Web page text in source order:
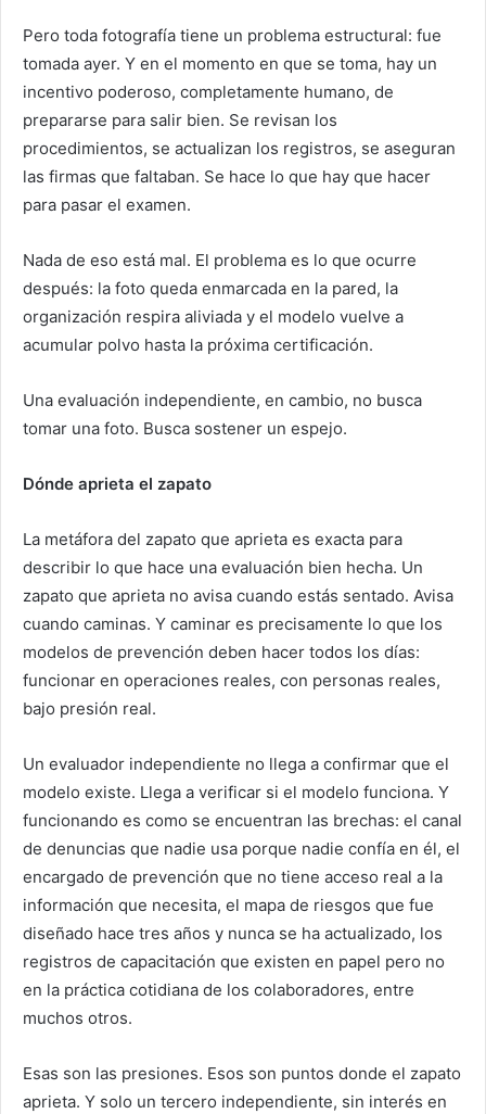
Pero toda fotografía tiene un problema estructural: fue
tomada ayer. Y en el momento en que se toma, hay un
incentivo poderoso, completamente humano, de
prepararse para salir bien. Se revisan los
procedimientos, se actualizan los registros, se aseguran
las firmas que faltaban. Se hace lo que hay que hacer
para pasar el examen.
Nada de eso está mal. El problema es lo que ocurre
después: la foto queda enmarcada en la pared, la
organización respira aliviada y el modelo vuelve a
acumular polvo hasta la próxima certificación.
Una evaluación independiente, en cambio, no busca
tomar una foto. Busca sostener un espejo.
Dónde aprieta el zapato
La metáfora del zapato que aprieta es exacta para
describir lo que hace una evaluación bien hecha. Un
zapato que aprieta no avisa cuando estás sentado. Avisa
cuando caminas. Y caminar es precisamente lo que los
modelos de prevención deben hacer todos los días:
funcionar en operaciones reales, con personas reales,
bajo presión real.
Un evaluador independiente no llega a confirmar que el
modelo existe. Llega a verificar si el modelo funciona. Y
funcionando es como se encuentran las brechas: el canal
de denuncias que nadie usa porque nadie confía en él, el
encargado de prevención que no tiene acceso real a la
información que necesita, el mapa de riesgos que fue
diseñado hace tres años y nunca se ha actualizado, los
registros de capacitación que existen en papel pero no
en la práctica cotidiana de los colaboradores, entre
muchos otros.
Esas son las presiones. Esos son puntos donde el zapato
aprieta. Y solo un tercero independiente, sin interés en